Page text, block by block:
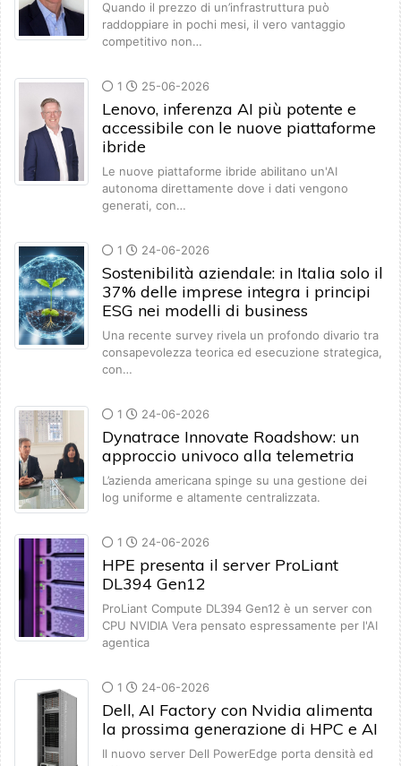
Quando il prezzo di un’infrastruttura può
raddoppiare in pochi mesi, il vero vantaggio
competitivo non…
1 25-06-2026
Lenovo, inferenza AI più potente e
accessibile con le nuove piattaforme
ibride
Le nuove piattaforme ibride abilitano un'AI
autonoma direttamente dove i dati vengono
generati, con…
1 24-06-2026
Sostenibilità aziendale: in Italia solo il
37% delle imprese integra i principi
ESG nei modelli di business
Una recente survey rivela un profondo divario tra
consapevolezza teorica ed esecuzione strategica,
con…
1 24-06-2026
Dynatrace Innovate Roadshow: un
approccio univoco alla telemetria
L’azienda americana spinge su una gestione dei
log uniforme e altamente centralizzata.
1 24-06-2026
HPE presenta il server ProLiant
DL394 Gen12
ProLiant Compute DL394 Gen12 è un server con
CPU NVIDIA Vera pensato espressamente per l'AI
agentica
1 24-06-2026
Dell, AI Factory con Nvidia alimenta
la prossima generazione di HPC e AI
Il nuovo server Dell PowerEdge porta densità ed